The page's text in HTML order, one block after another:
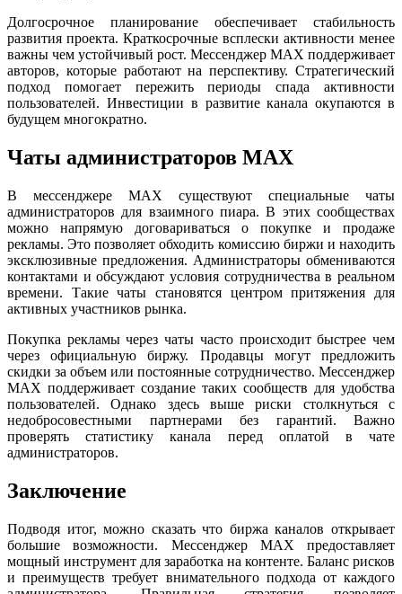
Долгосрочное планирование обеспечивает стабильность
развития проекта. Краткосрочные всплески активности менее
важны чем устойчивый рост. Мессенджер MAX поддерживает
авторов, которые работают на перспективу. Стратегический
подход помогает пережить периоды спада активности
пользователей. Инвестиции в развитие канала окупаются в
будущем многократно.
Чаты администраторов MAX
В мессенджере MAX существуют специальные чаты
администраторов для взаимного пиара. В этих сообществах
можно напрямую договариваться о покупке и продаже
рекламы. Это позволяет обходить комиссию биржи и находить
эксклюзивные предложения. Администраторы обмениваются
контактами и обсуждают условия сотрудничества в реальном
времени. Такие чаты становятся центром притяжения для
активных участников рынка.
Покупка рекламы через чаты часто происходит быстрее чем
через официальную биржу. Продавцы могут предложить
скидки за объем или постоянные сотрудничество. Мессенджер
MAX поддерживает создание таких сообществ для удобства
пользователей. Однако здесь выше риски столкнуться с
недобросовестными партнерами без гарантий. Важно
проверять статистику канала перед оплатой в чате
администраторов.
Заключение
Подводя итог, можно сказать что биржа каналов открывает
большие возможности. Мессенджер MAX предоставляет
мощный инструмент для заработка на контенте. Баланс рисков
и преимуществ требует внимательного подхода от каждого